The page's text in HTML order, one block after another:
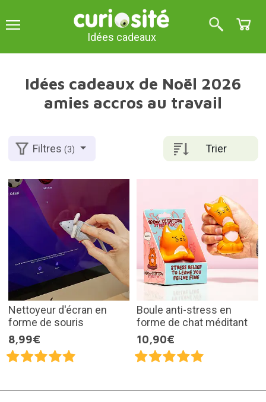
Idées cadeaux
Idées cadeaux de Noël 2026
amies accros au travail
Trier
Filtres(3)
Nettoyeur d'écran en
forme de souris
8,99€
Boule anti-stress en
forme de chat méditant
10,90€